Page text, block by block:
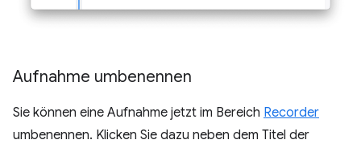
Aufnahme umbenennen
Sie können eine Aufnahme jetzt im Bereich Recorder
umbenennen. Klicken Sie dazu neben dem Titel der